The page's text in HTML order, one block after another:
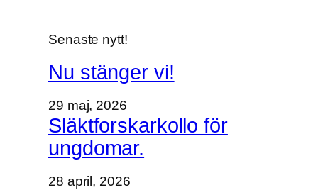
Senaste nytt!
Nu stänger vi!
29 maj, 2026
Släktforskarkollo för
ungdomar.
28 april, 2026